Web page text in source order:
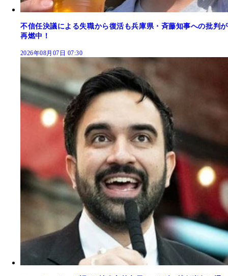
不信任決議による失職から復活も兵庫県・斉藤知事への批判が
再燃中！
2026年08月07日 07:30